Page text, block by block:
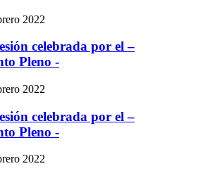
2022
celebrada por el –
Pleno -
2022
celebrada por el –
Pleno -
2022